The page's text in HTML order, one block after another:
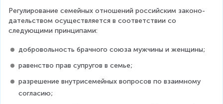
Регулирование семейных отношений российским законо­
дательством осуществляется в соответствии со
следующими принципами:
добровольность брачного союза мужчины и женщины;
равенство прав супругов в семье;
разрешение внутрисемейных вопросов по взаимному
согласию;